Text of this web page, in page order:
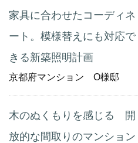
家具に合わせたコーディネ
ート。模様替えにも対応で
きる新築照明計画
京都府マンション O様邸
木のぬくもりを感じる 開
放的な間取りのマンション